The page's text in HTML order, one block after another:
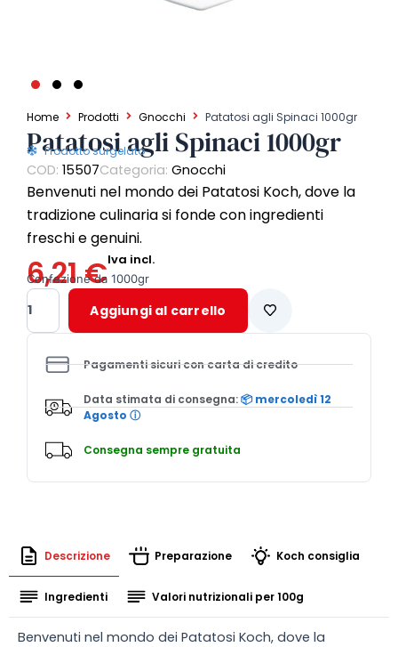
Home Prodotti Gnocchi Patatosi agli Spinaci 1000gr
Patatosi agli Spinaci 1000gr
Prodotto surgelato
COD: 15507Categoria: Gnocchi
Benvenuti nel mondo dei Patatosi Koch, dove la
tradizione culinaria si fonde con ingredienti
freschi e genuini.
6,21€Iva incl.
Confezione da 1000gr
Patatosi
agli
Spinaci
quantità
Aggiungi al carrello
Pagamenti sicuri con carta di credito
Data stimata di consegna:📦 mercoledì 12
Agosto ⓘ
Consegna sempre gratuita
Descrizione Preparazione Koch consiglia
Ingredienti Valori nutrizionali per 100g
Benvenuti nel mondo dei Patatosi Koch, dove la